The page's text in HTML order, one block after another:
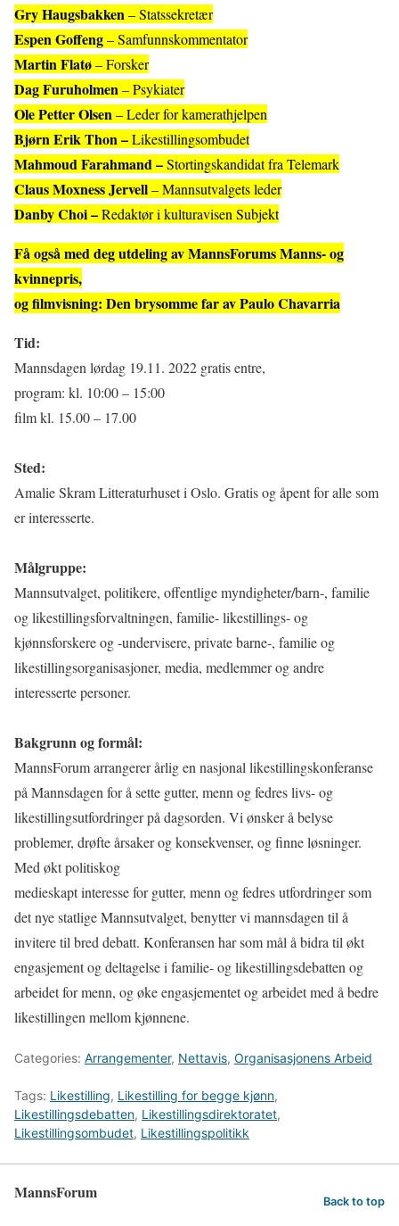
Gry Haugsbakken– Statssekretær
Espen Goffeng– Samfunnskommentator
Martin Flatø– Forsker
Dag Furuholmen– Psykiater
Ole Petter Olsen– Leder for kamerathjelpen
Bjørn Erik Thon –Likestillingsombudet
Mahmoud Farahmand –Stortingskandidat fra Telemark
Claus Moxness Jervell– Mannsutvalgets leder
Danby Choi –Redaktør i kulturavisen Subjekt
Få også med deg utdeling av MannsForums Manns- og
kvinnepris,
og filmvisning: Den brysomme far av Paulo Chavarria
Tid:
Mannsdagen lørdag 19.11. 2022 gratis entre,
program: kl. 10:00 – 15:00
film kl. 15.00 – 17.00
Sted:
Amalie Skram Litteraturhuset i Oslo. Gratis og åpent for alle som
er interesserte.
Målgruppe:
Mannsutvalget, politikere, offentlige myndigheter/barn-, familie
og likestillingsforvaltningen, familie- likestillings- og
kjønnsforskere og -undervisere, private barne-, familie og
likestillingsorganisasjoner, media, medlemmer og andre
interesserte personer.
Bakgrunn og formål:
MannsForum arrangerer årlig en nasjonal likestillingskonferanse
på Mannsdagen for å sette gutter, menn og fedres livs- og
likestillingsutfordringer på dagsorden. Vi ønsker å belyse
problemer, drøfte årsaker og konsekvenser, og finne løsninger.
Med økt politiskog
medieskapt interesse for gutter, menn og fedres utfordringer som
det nye statlige Mannsutvalget, benytter vi mannsdagen til å
invitere til bred debatt. Konferansen har som mål å bidra til økt
engasjement og deltagelse i familie- og likestillingsdebatten og
arbeidet for menn, og øke engasjementet og arbeidet med å bedre
likestillingen mellom kjønnene.
Categories: Arrangementer, Nettavis, Organisasjonens Arbeid
Tags: Likestilling, Likestilling for begge kjønn,
Likestillingsdebatten, Likestillingsdirektoratet,
Likestillingsombudet, Likestillingspolitikk
MannsForum Back to top